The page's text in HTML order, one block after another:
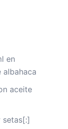
en
albahaca
aceite
setas[:]